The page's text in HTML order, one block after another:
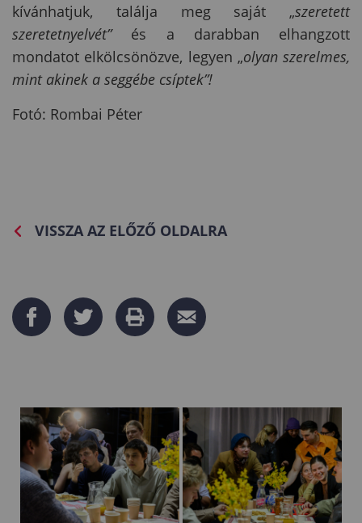
kívánhatjuk, találja meg saját „szeretett
szeretetnyelvét” és a darabban elhangzott
mondatot elkölcsönözve, legyen „olyan szerelmes,
mint akinek a seggébe csíptek”!
Fotó: Rombai Péter
VISSZA AZ ELŐZŐ OLDALRA